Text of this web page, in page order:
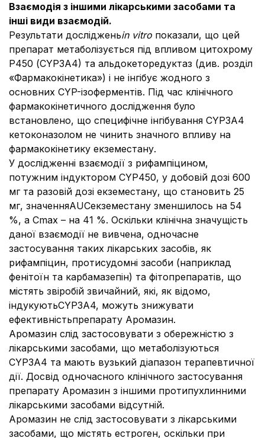
Взаємодія з іншими лікарськими засобами та
інші види взаємодій.
Результати дослідженьin vitro показали, що цей
препарат метаболізується під впливом цитохрому
Р450 (CYP3А4) та альдокеторедуктаз (див. розділ
«Фармакокінетика») і не інгібує жодного з
основних CYP-ізоферментів. Під час клінічного
фармакокінетичного дослідження було
встановлено, що специфічне інгібування CYP3А4
кетоконазолом не чинить значного впливу на
фармакокінетику екземестану.
У дослідженні взаємодії з рифампіцином,
потужним індуктором CYP450, у добовій дозі 600
мг та разовій дозі екземестану, що становить 25
мг, значенняAUCекземестану зменшилось на 54
%, а Сmax – на 41 %. Оскільки клінічна значущість
даної взаємодії не вивчена, одночасне
застосування таких лікарських засобів, як
рифампіцин, протисудомні засоби (наприклад
фенітоїн та карбамазепін) та фітопрепаратів, що
містять звіробій звичайний, які, як відомо,
індукуютьCYP3А4, можуть знижувати
ефективністьпрепарату Аромазин.
Аромазин слід застосовувати з обережністю з
лікарськими засобами, що метаболізуються
CYP3A4 та мають вузький діапазон терапевтичної
дії. Досвід одночасного клінічного застосування
препарату Аромазин з іншими протипухлинними
лікарськими засобами відсутній.
Aромазин не слід застосовувати з лікарськими
засобами, що містять естроген, оскільки при